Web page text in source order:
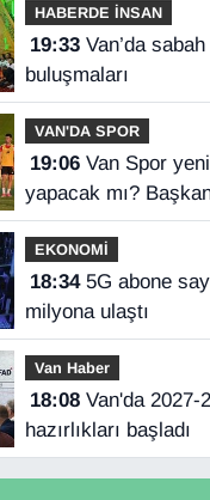
HABERDE İNSAN
19:33Van’da sabah namazı
buluşmaları
VAN'DA SPOR
19:06Van Spor yeni transferler
yapacak mı?
İlhan açıkladı
EKONOMİ
18:345G abone sayısı 4 ayda 44,5
milyona ulaştı
Van Haber
18:08Van'da 2027-2031 İRAP
hazırlıkları başladı